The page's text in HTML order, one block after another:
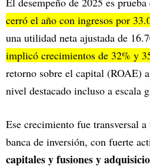
cerró el año con ingresos por
una utilidad neta ajustada de
implicó crecimientos de 32% y
retorno sobre el capital (ROAE)
nivel destacado incluso a escala
Ese crecimiento fue transversal a
banca de inversión, con fuerte
capitales y fusiones y